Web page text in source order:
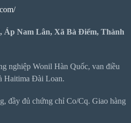
Áp Nam Lân, Xã Bà Điểm, Thành
nghiệp Wonil Hàn Quốc, van điều
Haitima Đài Loan.
đầy đủ chứng chỉ Co/Cq. Giao hàng